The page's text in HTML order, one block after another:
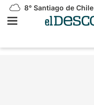
8° Santiago de Chile